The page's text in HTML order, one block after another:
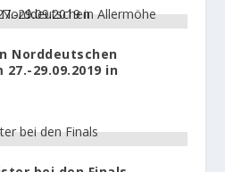
Norddeutschen
29.09.2019 in